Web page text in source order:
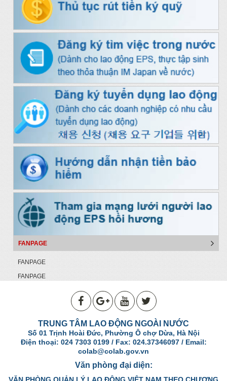
FANPAGE
FANPAGE
FANPAGE
TRUNG TÂM LAO ĐỘNG NGOÀI NƯỚC
Số 01 Trịnh Hoài Đức, Phường Ô chợ Dừa, Hà Nội
Điện thoại: 024 7303 0199 / Fax: 024.37346097 / Email:
colab@colab.gov.vn
Văn phòng đại diện: